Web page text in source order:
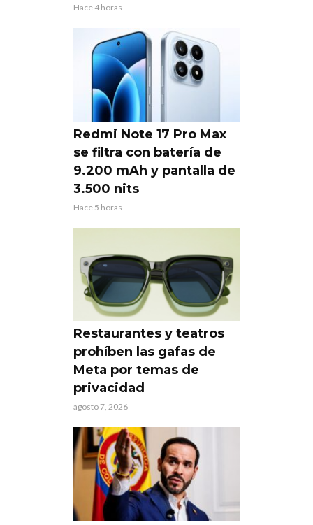
Hace 4 horas
Redmi Note 17 Pro Max
se filtra con batería de
9.200 mAh y pantalla de
3.500 nits
Hace 5 horas
Restaurantes y teatros
prohíben las gafas de
Meta por temas de
privacidad
agosto 7, 2026